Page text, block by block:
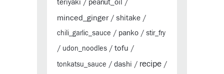
teriyaki / peanut_oil /
minced_ginger/ shitake /
chili_garlic_sauce / panko / stir_fry
/ udon_noodles / tofu /
tonkatsu_sauce / dashi / recipe /